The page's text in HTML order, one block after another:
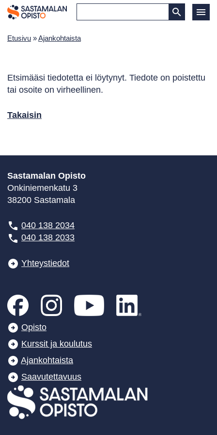
Etusivu »Ajankohtaista
Etsimääsi tiedotetta ei löytynyt. Tiedote on poistettu
tai osoite on virheellinen.
Takaisin
Sastamalan Opisto
Onkiniemenkatu 3
38200 Sastamala
040 138 2034
040 138 2033
Yhteystiedot
Opisto
Kurssit ja koulutus
Ajankohtaista
Saavutettavuus